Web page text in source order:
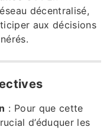
décentralisé,
aux décisions
: Pour que cette
d’éduquer les